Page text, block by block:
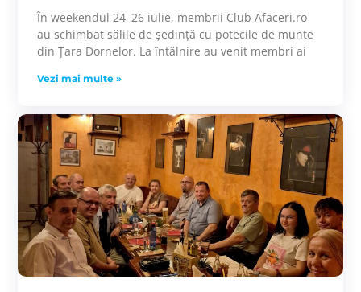
În weekendul 24–26 iulie, membrii Club Afaceri.ro
au schimbat sălile de ședință cu potecile de munte
din Țara Dornelor. La întâlnire au venit membri ai
Vezi mai multe »